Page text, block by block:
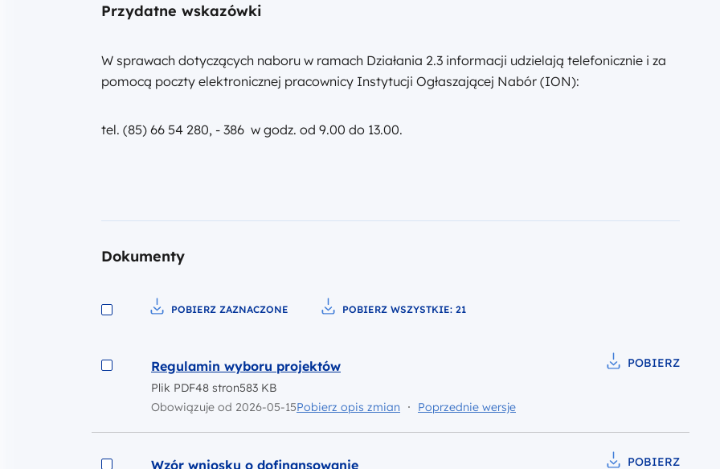
Przydatne wskazówki
W sprawach dotyczących naboru w ramach Działania 2.3 informacji udzielają telefonicznie i za
pomocą poczty elektronicznej pracownicy Instytucji Ogłaszającej Nabór (ION):
tel. (85) 66 54 280, - 386 w godz. od 9.00 do 13.00.
Dokumenty
POBIERZ ZAZNACZONE POBIERZ WSZYSTKIE: 21
Podgląd
Regulamin wyboru projektów
POBIERZ
Plik PDF48 stron583 KB
Obowiązuje od 2026-05-15Inne dokumenty w kategorii
Pobierz opis zmian Poprzednie wersje
Podgląd
Wzór wniosku o dofinansowanie
POBIERZ